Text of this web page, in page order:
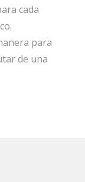
cada
para
de una